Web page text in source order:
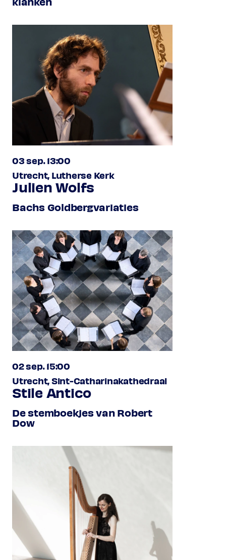
03 sep. 13:00
Utrecht, Lutherse Kerk
Julien Wolfs
Bachs Goldbergvariaties
02 sep. 15:00
Utrecht, Sint-Catharinakathedraal
Stile Antico
De stemboekjes van Robert
Dow